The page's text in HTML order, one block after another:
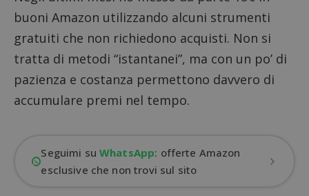
buoni Amazon utilizzando alcuni strumenti
gratuiti che non richiedono acquisti. Non si
tratta di metodi “istantanei”, ma con un po’ di
pazienza e costanza permettono davvero di
accumulare premi nel tempo.
Seguimi suWhatsApp: offerte Amazon
esclusive che non trovi sul sito